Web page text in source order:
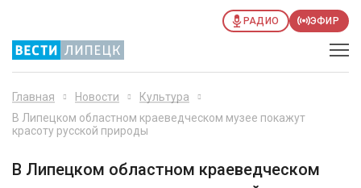
РАДИО ЭФИР
Главная Новости
Культура
В Липецком областном краеведческом музее покажут
красоту русской природы
В Липецком областном краеведческом